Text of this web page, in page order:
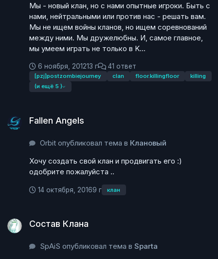
Мы - новый клан, но с нами опытные игроки. Быть с
нами, нейтральными или против нас - решать вам.
Мы не ищем войны кланов, но ищем соревнований
между ними. Мы дружелюбны. И, самое главное,
мы умеем играть не только в K...
6 ноября, 201213 г 41 ответ
[pzj]postzombiejourney clan floor.killingfloor
killing
(и ещё 5 )
Fallen Аngels
Orbit опубликовал тема в Клановый
Хочу создать свой клан и продвигать его :)
одобрите пожалуйста ..
14 октября, 20169 г клан
Состав Клана
SpAiS опубликовал тема вSparta